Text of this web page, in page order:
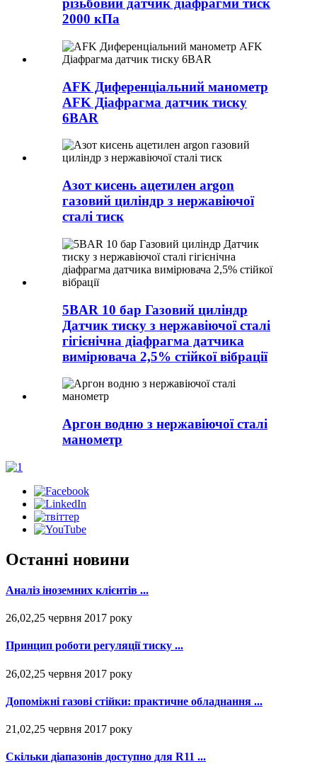
різьбовий датчик діафрагми тиск
2000 кПа
AFK Диференціальний манометр
AFK Діафрагма датчик тиску
6BAR
Азот кисень ацетилен argon
газовий циліндр з нержавіючої
сталі тиск
5BAR 10 бар Газовий циліндр
Датчик тиску з нержавіючої сталі
гігієнічна діафрагма датчика
вимірювача 2,5% стійкої вібрації
Аргон водню з нержавіючої сталі
манометр
Останні новини
Аналіз іноземних клієнтів ...
26,02,25 червня 2017 року
Принцип роботи регуляції тиску ...
26,02,25 червня 2017 року
Допоміжні газові стійки: практичне обладнання ...
21,02,25 червня 2017 року
Скільки діапазонів доступно для R11 ...